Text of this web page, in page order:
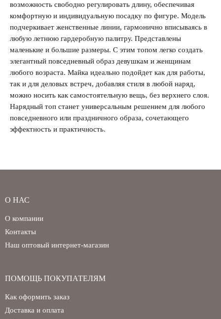
Забыли свой пароль?
возможность свободно регулировать длину, обеспечивая
комфортную и индивидуальную посадку по фигуре. Модель
подчеркивает женственные линии, гармонично вписываясь в
любую летнюю гардеробную палитру. Представлены
маленькие и большие размеры. С этим топом легко создать
элегантный повседневный образ девушкам и женщинам
любого возраста. Майка идеально подойдет как для работы,
так и для деловых встреч, добавляя стиля в любой наряд,
можно носить как самостоятельную вещь, без верхнего слоя.
Нарядный топ станет универсальным решением для любого
повседневного или праздничного образа, сочетающего
эффектность и практичность.
О НАС
О компании
Контакты
Наш оптовый интернет-магазин
ПОМОЩЬ ПОКУПАТЕЛЯМ
Как оформить заказ
Доставка и оплата